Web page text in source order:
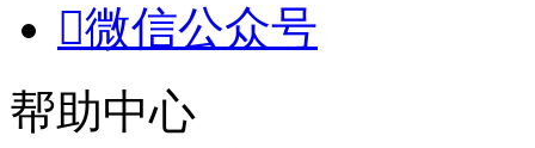
微信公众号
帮助中心